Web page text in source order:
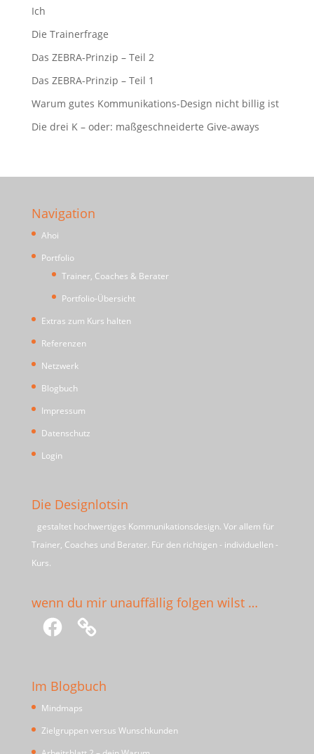
Ich
Die Trainerfrage
Das ZEBRA-Prinzip – Teil 2
Das ZEBRA-Prinzip – Teil 1
Warum gutes Kommunikations-Design nicht billig ist
Die drei K – oder: maßgeschneiderte Give-aways
Navigation
Ahoi
Portfolio
Trainer, Coaches & Berater
Portfolio-Übersicht
Extras zum Kurs halten
Referenzen
Netzwerk
Blogbuch
Impressum
Datenschutz
Login
Die Designlotsin
gestaltet hochwertiges Kommunikationsdesign. Vor allem für
Trainer, Coaches und Berater. Für den richtigen - individuellen -
Kurs.
wenn du mir unauffällig folgen wilst …
Facebook
Im Blogbuch
Mindmaps
Zielgruppen versus Wunschkunden